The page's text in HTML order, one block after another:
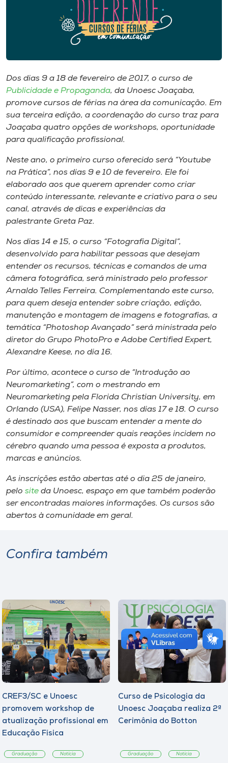
Museu
Unoesc
Store
Selecione
o idioma
A-
Dos dias 9 a 18 de fevereiro de 2017, o curso de
Publicidade e Propaganda, da Unoesc Joaçaba,
promove cursos de férias na área da comunicação. Em
sua terceira edição, a coordenação do curso traz para
Joaçaba quatro opções de workshops, oportunidade
para qualificação profissional.
Neste ano, o primeiro curso oferecido será “Youtube
na Prática”, nos dias 9 e 10 de fevereiro. Ele foi
elaborado aos que querem aprender como criar
conteúdo interessante, relevante e criativo para o seu
canal, através de dicas e experiências da
palestrante Greta Paz.
Nos dias 14 e 15, o curso “Fotografia Digital”,
desenvolvido para habilitar pessoas que desejam
entender os recursos, técnicas e comandos de uma
câmera fotográfica, será ministrado pelo professor
Arnaldo Telles Ferreira. Complementando este curso,
para quem deseja entender sobre criação, edição,
manutenção e montagem de imagens e fotografias, a
temática “Photoshop Avançado” será ministrada pelo
diretor do Grupo PhotoPro e Adobe Certified Expert,
Alexandre Keese, no dia 16.
Por último, acontece o curso de “Introdução ao
Neuromarketing”, com o mestrando em
Neuromarketing pela Florida Christian University, em
Orlando (USA), Felipe Nasser, nos dias 17 e 18. O curso
é destinado aos que buscam entender a mente do
consumidor e compreender quais reações incidem no
cérebro quando uma pessoa é exposta a produtos,
marcas e anúncios.
As inscrições estão abertas até o dia 25 de janeiro,
pelo site da Unoesc, espaço em que também poderão
ser encontradas maiores informações. Os cursos são
abertos à comunidade em geral.
Confira também
CREF3/SC e Unoesc
promovem workshop de
atualização profissional em
Educação Física
Graduação Notícia
Curso de Psicologia da
Unoesc Joaçaba realiza 2ª
Cerimônia do Botton
Graduação Notícia